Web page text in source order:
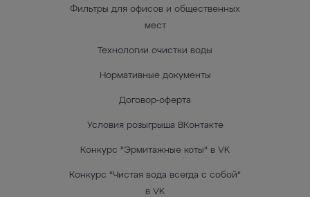
Фильтры для офисов и общественных
мест
Технологии очистки воды
Нормативные документы
Договор-оферта
Условия розыгрыша ВКонтакте
Конкурс "Эрмитажные коты" в VK
Конкурс "Чистая вода всегда с собой"
в VK